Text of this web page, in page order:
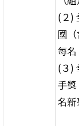
(２)
國
每
(３)
手
名新